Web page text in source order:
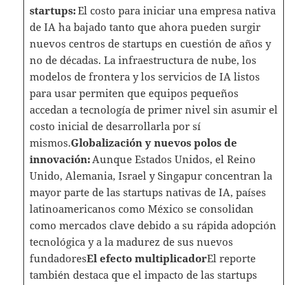
startups:El costo para iniciar una empresa nativa
de IA ha bajado tanto que ahora pueden surgir
nuevos centros de startups en cuestión de años y
no de décadas. La infraestructura de nube, los
modelos de frontera y los servicios de IA listos
para usar permiten que equipos pequeños
accedan a tecnología de primer nivel sin asumir el
costo inicial de desarrollarla por sí
mismos.Globalización y nuevos polos de
innovación: Aunque Estados Unidos, el Reino
Unido, Alemania, Israel y Singapur concentran la
mayor parte de las startups nativas de IA, países
latinoamericanos como México se consolidan
como mercados clave debido a su rápida adopción
tecnológica y a la madurez de sus nuevos
fundadoresEl efecto multiplicadorEl reporte
también destaca que el impacto de las startups